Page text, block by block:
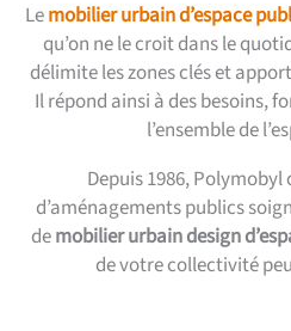
Lemobilier urbain d’espace
qu’on ne le croit dans le
délimite les zones clés et
Il répond ainsi à des besoins,
l’ensemble de
Depuis 1986,
d’aménagements publics
demobilier urbain design
de votre collectivité